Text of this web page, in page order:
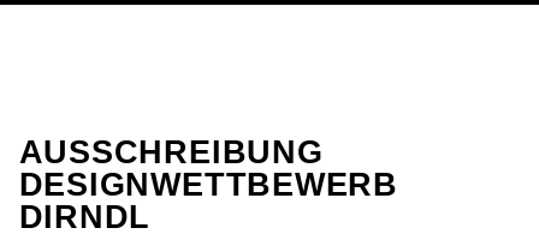
AUSSCHREIBUNG
DESIGNWETTBEWERB
DIRNDL